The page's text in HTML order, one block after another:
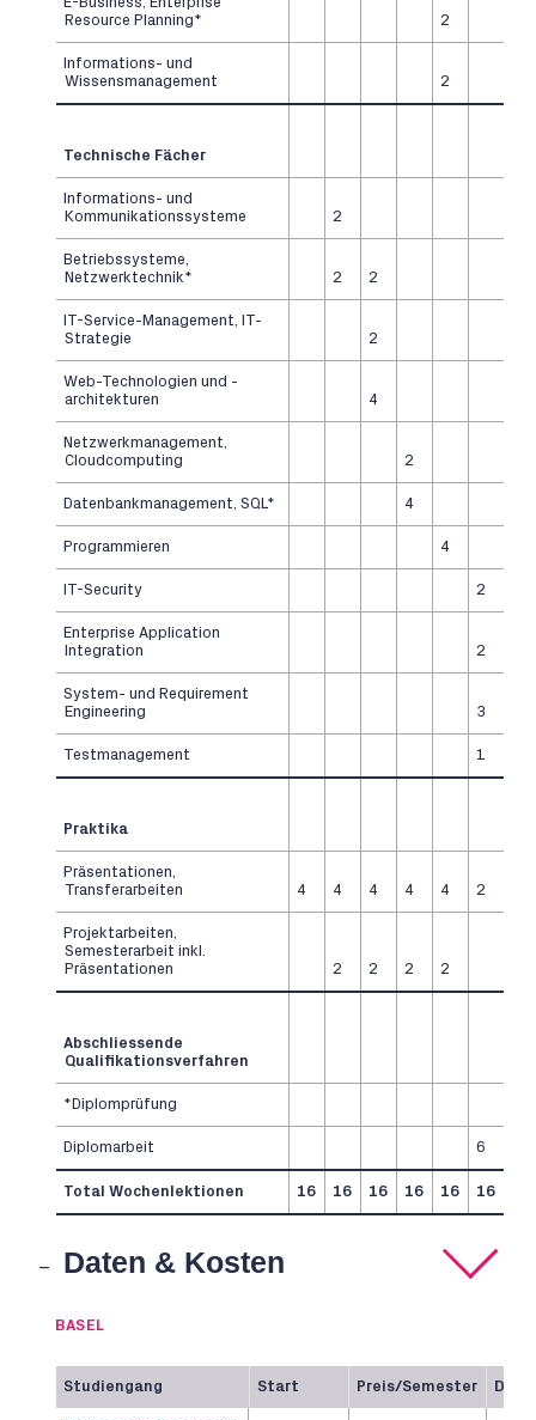
Resource Planning*
2
Informations- und
Wissensmanagement
2
Technische Fächer
Informations- und
Kommunikationssysteme
2
Betriebssysteme,
Netzwerktechnik*
2 2
IT-Service-Management, IT-
Strategie
2
Web-Technologien und -
architekturen
4
Netzwerkmanagement,
Cloudcomputing
2
Datenbankmanagement, SQL* 4
Programmieren 4
IT-Security 2
Enterprise Application
Integration
2
System- und Requirement
Engineering
3
Testmanagement 1
Praktika
Präsentationen,
Transferarbeiten
4 4 4 4 4 2
Projektarbeiten,
Semesterarbeit inkl.
Präsentationen
2 2 2 2
Abschliessende
Qualifikationsverfahren
*Diplomprüfung
Diplomarbeit 6
Total Wochenlektionen 16 16 16 16 16 16
Daten & Kosten
BASEL
Studiengang Start Preis/Semester